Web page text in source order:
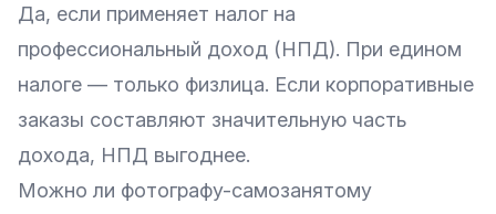
Да, если применяет налог на
профессиональный доход (НПД). При едином
налоге — только физлица. Если корпоративные
заказы составляют значительную часть
дохода, НПД выгоднее.
Можно ли фотографу-самозанятому